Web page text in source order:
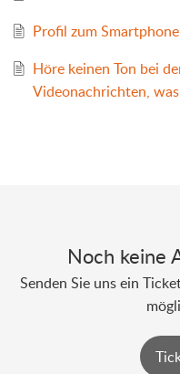
Profil zum
Höre keinen Ton bei
Videonachrichten,
Noch keine
Senden Sie uns ein